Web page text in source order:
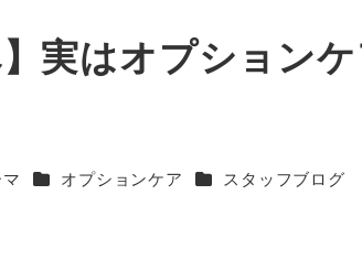
実はオプション
カテゴリー
オプションケア カテゴリー
スタッフブログ